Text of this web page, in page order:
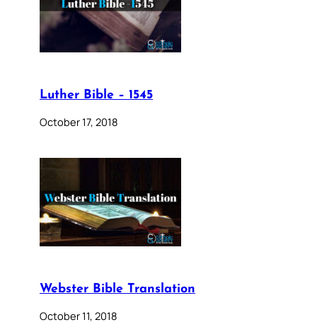
Luther Bible – 1545
October 17, 2018
Webster Bible Translation
October 11, 2018